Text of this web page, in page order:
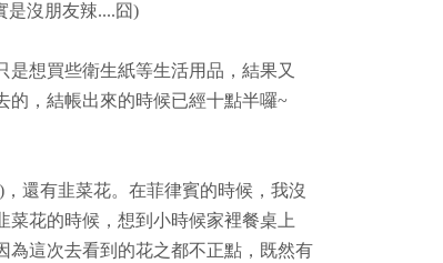
是沒朋友辣....囧)
是想買些衛生紙等生活用品，結果又
的，結帳出來的時候已經十點半囉~
還有韭菜花。在菲律賓的時候，我沒
菜花的時候，想到小時候家裡餐桌上
為這次去看到的花之都不正點，既然有